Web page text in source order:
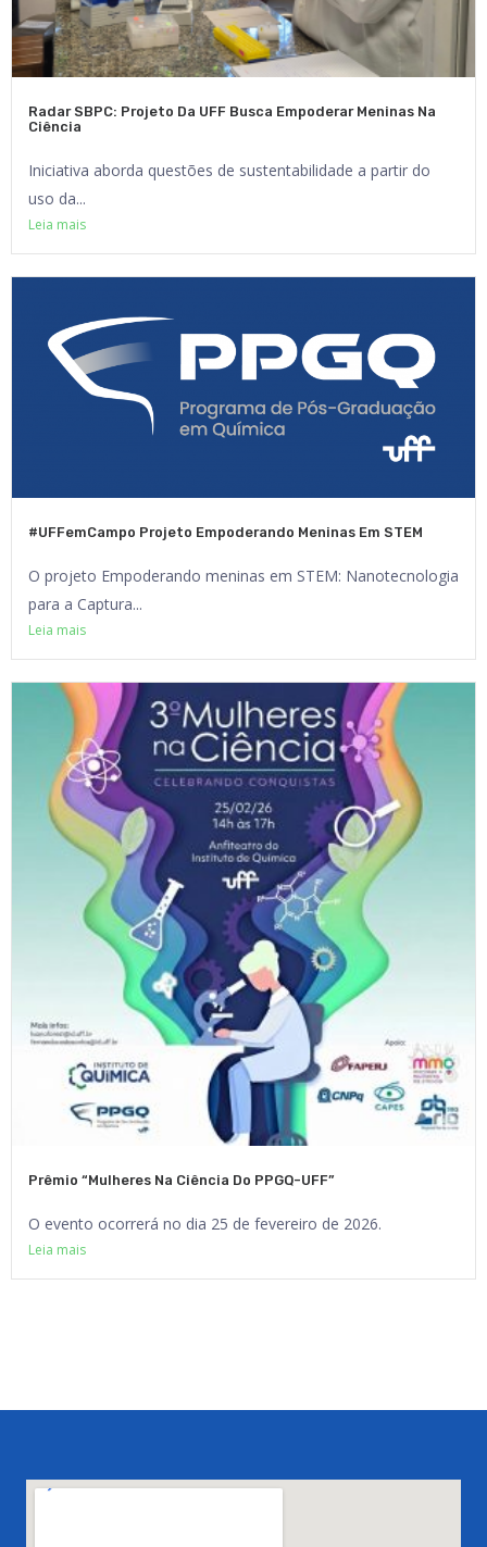
Radar SBPC: Projeto Da UFF Busca Empoderar Meninas Na
Ciência
Iniciativa aborda questões de sustentabilidade a partir do
uso da...
Leia mais
#UFFemCampo Projeto Empoderando Meninas Em STEM
O projeto Empoderando meninas em STEM: Nanotecnologia
para a Captura...
Leia mais
Prêmio “Mulheres Na Ciência Do PPGQ-UFF”
O evento ocorrerá no dia 25 de fevereiro de 2026.
Leia mais